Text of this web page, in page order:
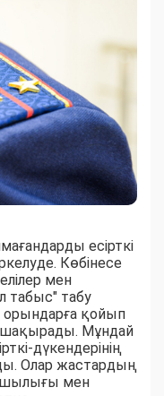
есірткі
Көбінесе
мен
табыс" табу
қойып
шақырады. Мұндай
дүкендерінің
Олар жастардың
мен